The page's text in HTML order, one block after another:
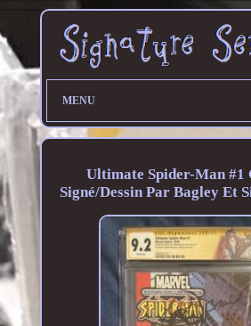
MENU
Ultimate Spider-Man #1
Signé/Dessin Par Bagley Et